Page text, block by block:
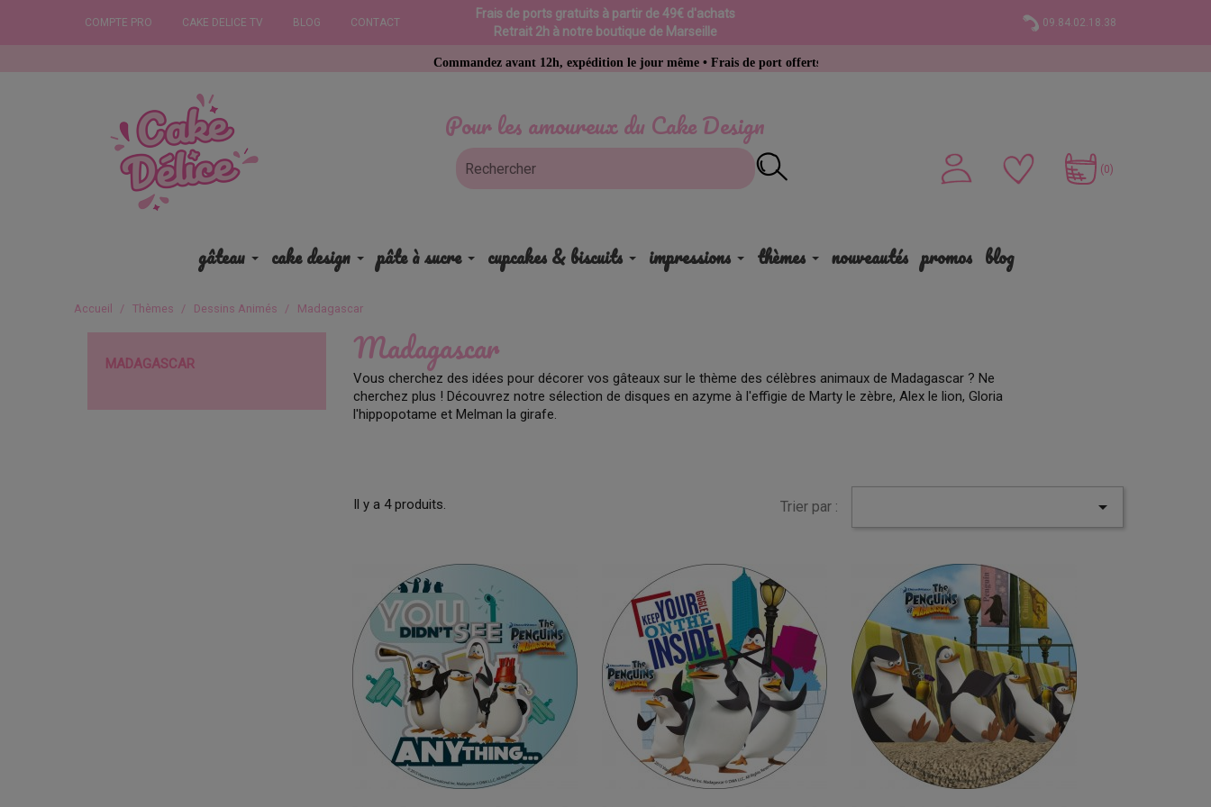
COMPTE PRO CAKE DELICE TV BLOG CONTACT
Frais de ports gratuits à partir de 49€ d'achats
Retrait 2h à notre boutique de Marseille
09.84.02.18.38
Pour les amoureux du Cake Design
Commandez avant 12h, expédition le jour même • Frais de port offerts dès 49 € d’achat
(0)
gâteau cake design pâte à sucre cupcakes & biscuits impressions thèmes nouveautés promos blog
Accueil Thèmes Dessins Animés Madagascar
MADAGASCAR Madagascar
Vous cherchez des idées pour décorer vos gâteaux sur le thème des célèbres animaux de Madagascar ? Ne
cherchez plus ! Découvrez notre sélection de disques en azyme à l'effigie de Marty le zèbre, Alex le lion, Gloria
l'hippopotame et Melman la girafe.
Il y a 4 produits. Trier par : 